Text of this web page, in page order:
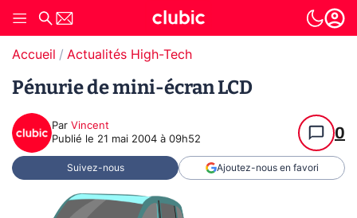
Accueil Actualités High-Tech
Pénurie de mini-écran LCD
Par Vincent
Publié le 21 mai 2004 à 09h52 0
Suivez-nous Ajoutez-nous en favori